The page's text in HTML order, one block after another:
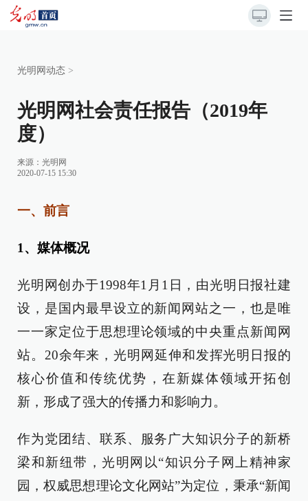
光明网动态 >
光明网社会责任报告（2019年
度）
来源： 光明网
2020-07-15 15:30
一、前言
1、媒体概况
光明网创办于1998年1月1日，由光明日报社建
设，是国内最早设立的新闻网站之一，也是唯
一一家定位于思想理论领域的中央重点新闻网
站。20余年来，光明网延伸和发挥光明日报的
核心价值和传统优势，在新媒体领域开拓创
新，形成了强大的传播力和影响力。
作为党团结、联系、服务广大知识分子的新桥
梁和新纽带，光明网以“知识分子网上精神家
园，权威思想理论文化网站”为定位，秉承“新闻